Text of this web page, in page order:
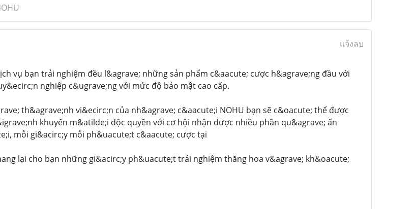
แจ้งลบ
vụ bạn trải nghiệm đều l&agrave; những sản phẩm c&aacute; cược h&agrave;ng đầu với
nghiệp c&ugrave;ng với mức độ bảo mật cao cấp.
th&agrave;nh vi&ecirc;n của nh&agrave; c&aacute;i NOHU bạn sẽ c&oacute; thể được
khuyến m&atilde;i độc quyền với cơ hội nhận được nhiều phần qu&agrave; ấn
mỗi gi&acirc;y mỗi ph&uacute;t c&aacute; cược tại
lại cho bạn những gi&acirc;y ph&uacute;t trải nghiệm thăng hoa v&agrave; kh&oacute;